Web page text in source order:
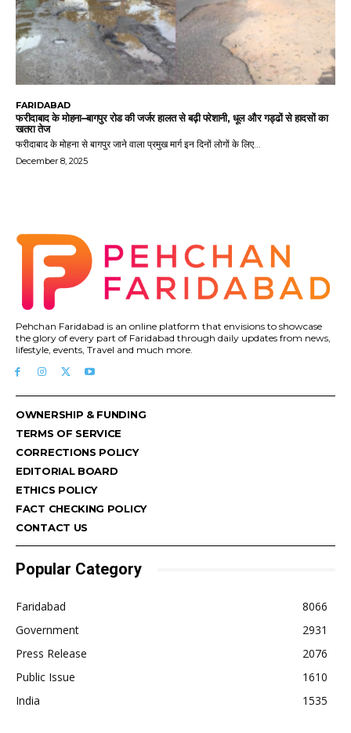
FARIDABAD
फरीदाबाद के मोहना–बागपुर रोड की जर्जर हालत से बढ़ी परेशानी, धूल और गड्ढों से हादसों का
खतरा तेज
फरीदाबाद के मोहना से बागपुर जाने वाला प्रमुख मार्ग इन दिनों लोगों के लिए...
December 8, 2025
Pehchan Faridabad is an online platform that envisions to showcase
the glory of every part of Faridabad through daily updates from news,
lifestyle, events, Travel and much more.
OWNERSHIP & FUNDING
TERMS OF SERVICE
CORRECTIONS POLICY
EDITORIAL BOARD
ETHICS POLICY
FACT CHECKING POLICY
CONTACT US
Popular Category
Faridabad
8066
Government
2931
Press Release
2076
Public Issue
1610
India
1535